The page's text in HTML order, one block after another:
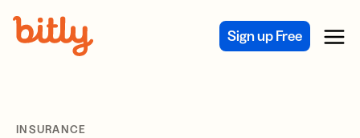
Sign up Free Menu
INSURANCE